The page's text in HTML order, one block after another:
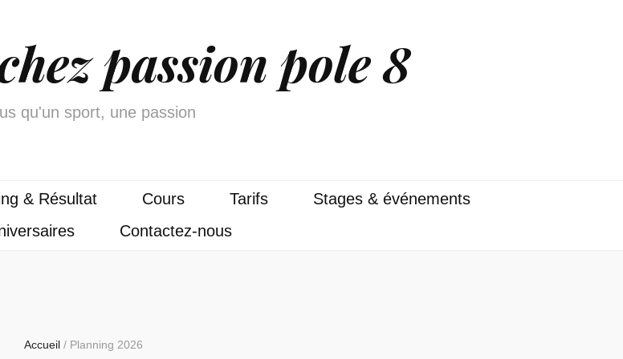
passion pole 8
qu'un sport, une passion
& Résultat Cours Tarifs
Stages & événements
Contactez-nous
Accueil / Planning 2026